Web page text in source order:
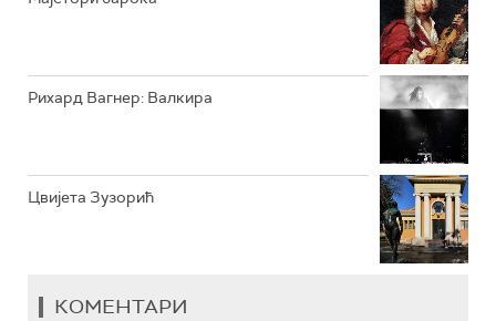
Рихард Вагнер: Валкира
Цвијета Зузорић
КОМЕНТАРИ